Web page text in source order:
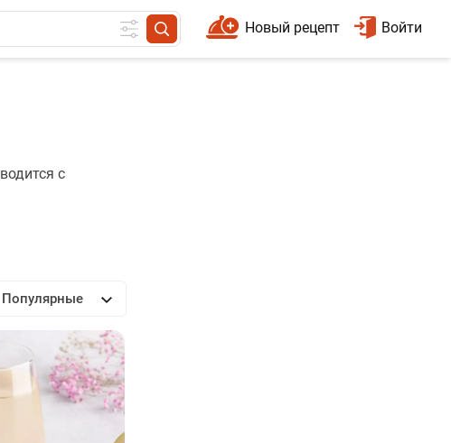
Войти
Новый рецепт
с
Популярные